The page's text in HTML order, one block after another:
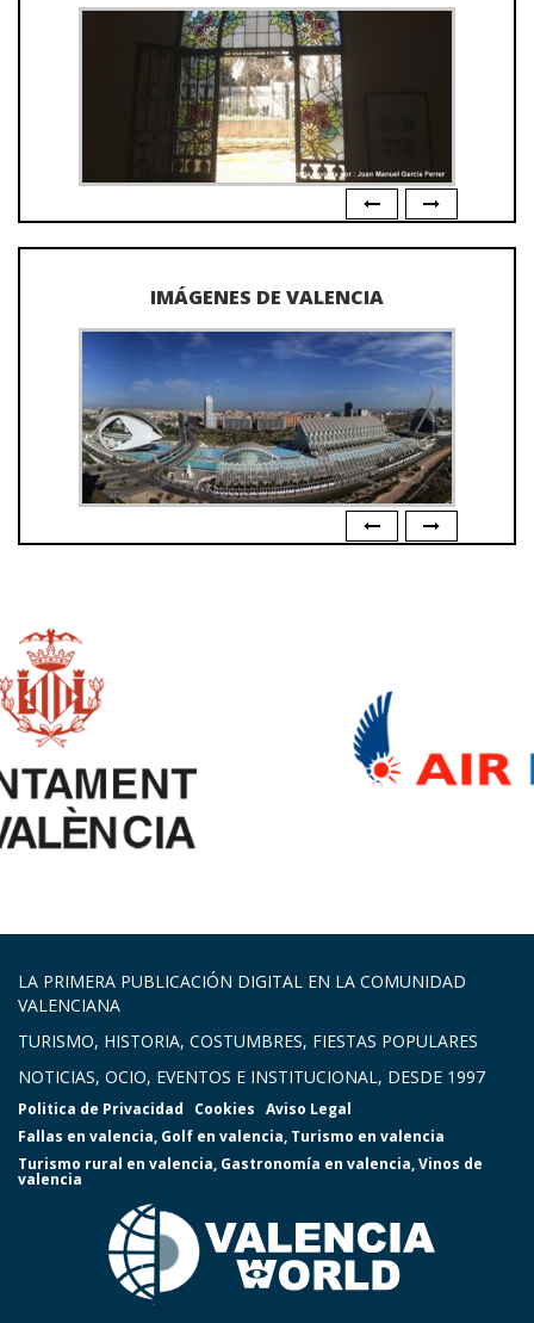
IMÁGENES DE VALENCIA
LA PRIMERA PUBLICACIÓN DIGITAL EN LA COMUNIDAD
VALENCIANA
TURISMO, HISTORIA, COSTUMBRES, FIESTAS POPULARES
NOTICIAS, OCIO, EVENTOS E INSTITUCIONAL, DESDE 1997
Politica de Privacidad Cookies Aviso Legal
Fallas en valencia, Golf en valencia, Turismo en valencia
Turismo rural en valencia, Gastronomía en valencia,Vinos de
valencia